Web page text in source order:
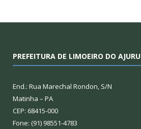
PREFEITURA DE LIMOEIRO DO AJURU
End.: Rua Marechal Rondon, S/N
Matinha – PA
CEP: 68415-000
Fone: (91) 98551-4783